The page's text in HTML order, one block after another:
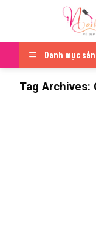
Danh mục
Tag Archives: